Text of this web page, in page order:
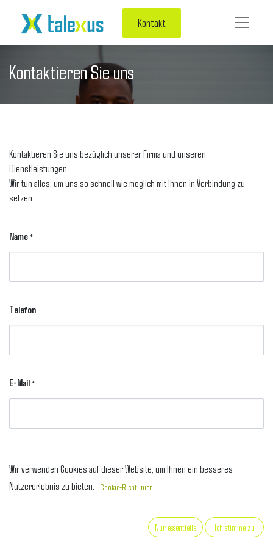
Kontakt
Kontaktieren Sie uns
Kontaktieren Sie uns bezüglich unserer Firma und unseren
Dienstleistungen.
Wir tun alles, um uns so schnell wie möglich mit Ihnen in Verbindung zu
setzen.
Name*
Telefon
E-Mail*
Wir verwenden Cookies auf dieser Website, um Ihnen ein besseres
Nutzererlebnis zu bieten.
Cookie-Richtlinien
Nur essentielle Ich stimme zu